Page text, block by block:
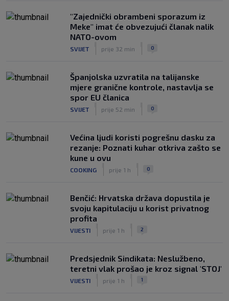
SK prije 4 h
"Zajednički obrambeni sporazum iz
Meke" imat će obvezujući članak nalik
NATO-ovom
SVIJET prije 32 min 0
Španjolska uzvratila na talijanske
mjere granične kontrole, nastavlja se
spor EU članica
SVIJET prije 52 min 0
Većina ljudi koristi pogrešnu dasku za
rezanje: Poznati kuhar otkriva zašto se
kune u ovu
COOKING prije 1 h 0
Benčić: Hrvatska država dopustila je
svoju kapitulaciju u korist privatnog
profita
VIJESTI prije 1 h 2
Predsjednik Sindikata: Neslužbeno,
teretni vlak prošao je kroz signal 'STOJ'
VIJESTI prije 1 h 1